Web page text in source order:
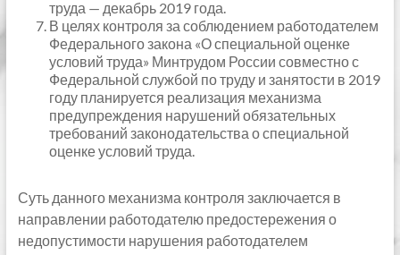
труда — декабрь 2019 года.
В целях контроля за соблюдением работодателем
Федерального закона «О специальной оценке
условий труда» Минтрудом России совместно с
Федеральной службой по труду и занятости в 2019
году планируется реализация механизма
предупреждения нарушений обязательных
требований законодательства о специальной
оценке условий труда.
Суть данного механизма контроля заключается в
направлении работодателю предостережения о
недопустимости нарушения работодателем